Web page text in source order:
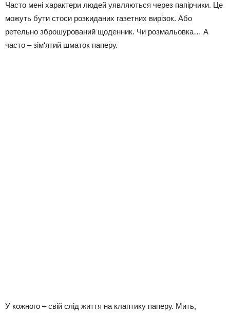
Часто мені характери людей уявляються через папірчики. Це
можуть бути стоси розкиданих газетних вирізок. Або
ретельно зброшурований щоденник. Чи розмальовка… А
часто – зім‘ятий шматок паперу.
У кожного – свій слід життя на клаптику паперу. Мить,